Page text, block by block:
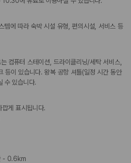
장
템에 따라 숙박 시설 유형, 편의시설, 서비스 등
컴퓨터 스테이션, 드라이클리닝/세탁 서비스,
등이 있습니다. 왕복 공항 셔틀(일정 시간 동안
수 있습니다.
게 표시됩니다.
- 0.6km